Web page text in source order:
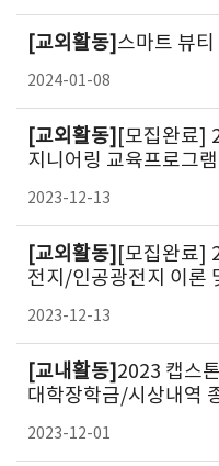
[교외활동] 스마트 뷰
2024-01-08
[교외활동] [모집완료]
지니어링 교육프로그
2023-12-13
[교외활동] [모집완료]
전지/인공광전지 이론
2023-12-13
[교내활동] 2023 캡스
대학장학금/시상내역
2023-12-01